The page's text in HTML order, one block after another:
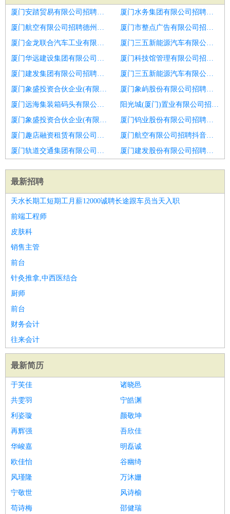
厦门安踏贸易有限公司招聘个人直播主播
厦门水务集团有限公司招聘招募高薪主播
厦门航空有限公司招聘德州市招聘视频主播2人
厦门市整点广告有限公司招聘抖音带货主播
厦门金龙联合汽车工业有限公司招聘主播
厦门三五新能源汽车有限公司招聘大平台管住高薪网红女主播
厦门华远建设集团有限公司招聘视频主播
厦门科技馆管理有限公司招聘主播
厦门建发集团有限公司招聘抖音主播
厦门三五新能源汽车有限公司招聘抖音带货主播品牌化妆品
厦门象盛投资合伙企业(有限合伙)招聘网络主播
厦门象屿股份有限公司招聘急招电商主播及娱乐主播
厦门远海集装箱码头有限公司招聘高薪诚聘优质女主播
阳光城(厦门)置业有限公司招聘电商主播
厦门象盛投资合伙企业(有限合伙)招聘电商主播
厦门钨业股份有限公司招聘主播
厦门趣店融资租赁有限公司招聘抖音快手主播
厦门航空有限公司招聘抖音主播
厦门轨道交通集团有限公司招聘前十公会海选新人主播
厦门建发股份有限公司招聘抖音直播主播
最新招聘
天水长期工短期工月薪12000诚聘长途跟车员当天入职
前端工程师
皮肤科
销售主管
前台
针灸推拿,中西医结合
厨师
前台
财务会计
往来会计
最新简历
于芙佳
诸晓邑
共雯羽
宁皓渊
利姿璇
颜敬坤
再辉强
吾欣佳
华峻嘉
明磊诚
欧佳怡
谷幽绮
风瑾隆
万沐姗
宁敬世
风诗榆
苟诗梅
邵健瑞